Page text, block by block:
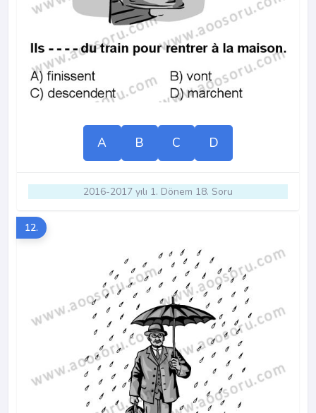
A B C D
2016-2017 yılı 1. Dönem 18. Soru
12.